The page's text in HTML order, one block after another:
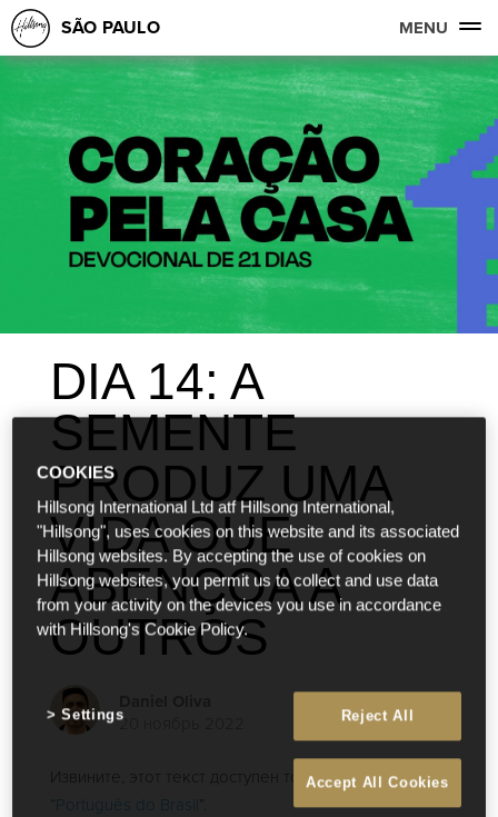
SÃO PAULO MENU
DIA 14: A
SEMENTE
PRODUZ UMA
VIDA QUE
ABENÇOA A
OUTROS
20 ноябрь 2022
Извините, этот текст доступен только на “English” и
“Português do Brasil”.
COOKIES
Hillsong International Ltd atf Hillsong International,
"Hillsong", uses cookies on this website and its associated
Hillsong websites. By accepting the use of cookies on
Hillsong websites, you permit us to collect and use data
from your activity on the devices you use in accordance
with Hillsong's Cookie Policy.
Reject All
Accept All Cookies
Settings